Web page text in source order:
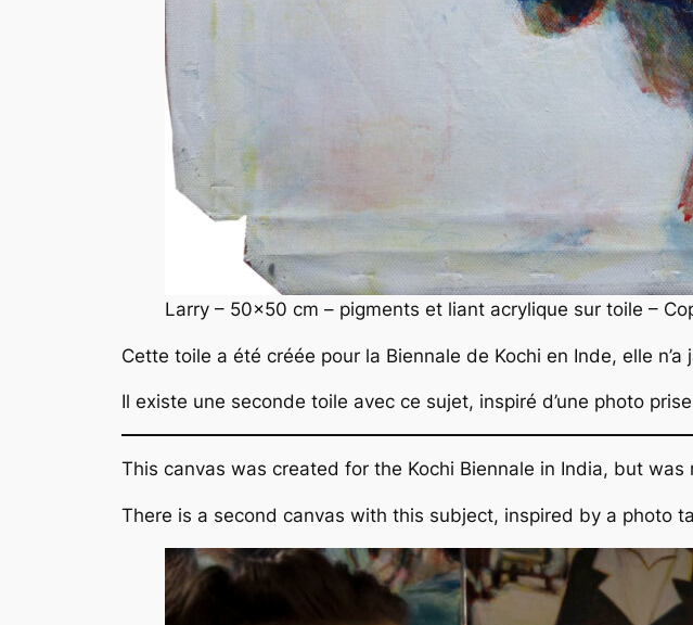
Larry – 50×50 cm – pigments et liant acrylique sur toile –
Cette toile a été créée pour la Biennale de Kochi en Inde, elle
Il existe une seconde toile avec ce sujet, inspiré d’une photo
This canvas was created for the Kochi Biennale in India, but
There is a second canvas with this subject, inspired by a photo